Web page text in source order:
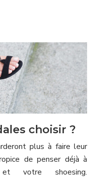
choisir ?
plus à faire leur
de penser déjà à
votre shoesing.